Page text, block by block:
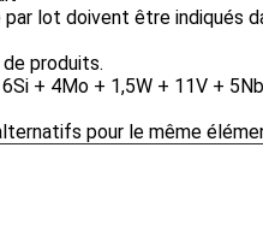
lot doivent être indiqués
produits.
+ 4Mo + 1,5W + 11V +
pour le même